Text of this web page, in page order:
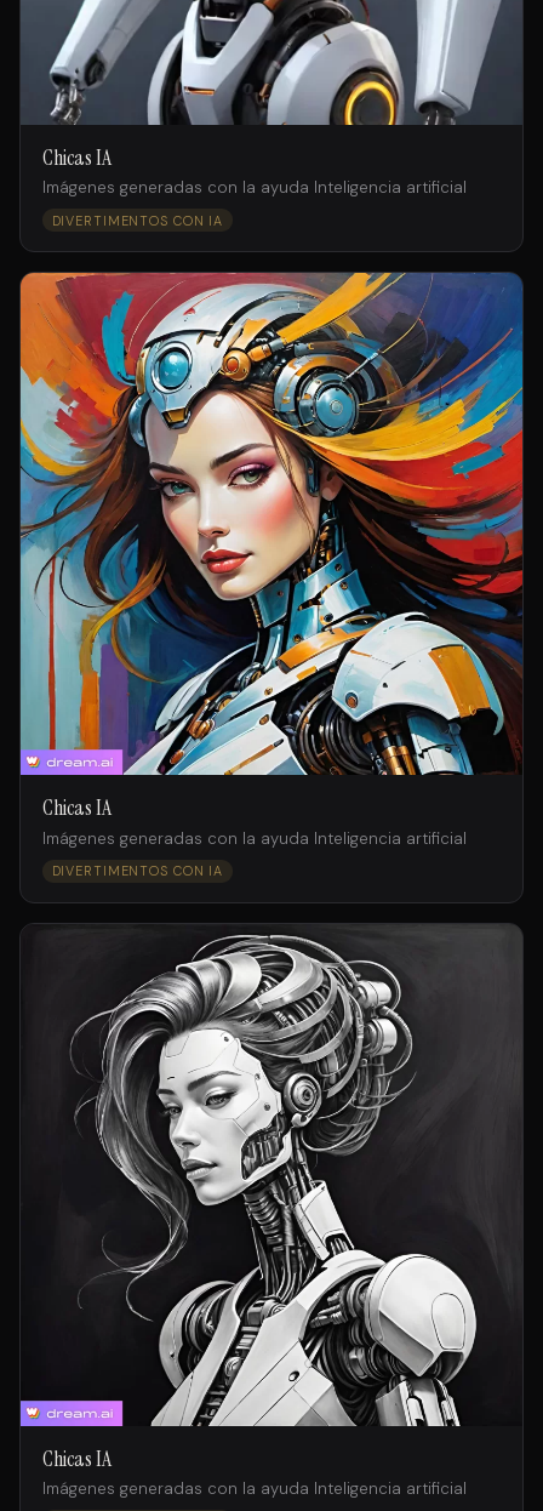
Chicas IA
Imágenes generadas con la ayuda Inteligencia artificial
DIVERTIMENTOS CON IA
Chicas IA
Imágenes generadas con la ayuda Inteligencia artificial
DIVERTIMENTOS CON IA
Chicas IA
Imágenes generadas con la ayuda Inteligencia artificial